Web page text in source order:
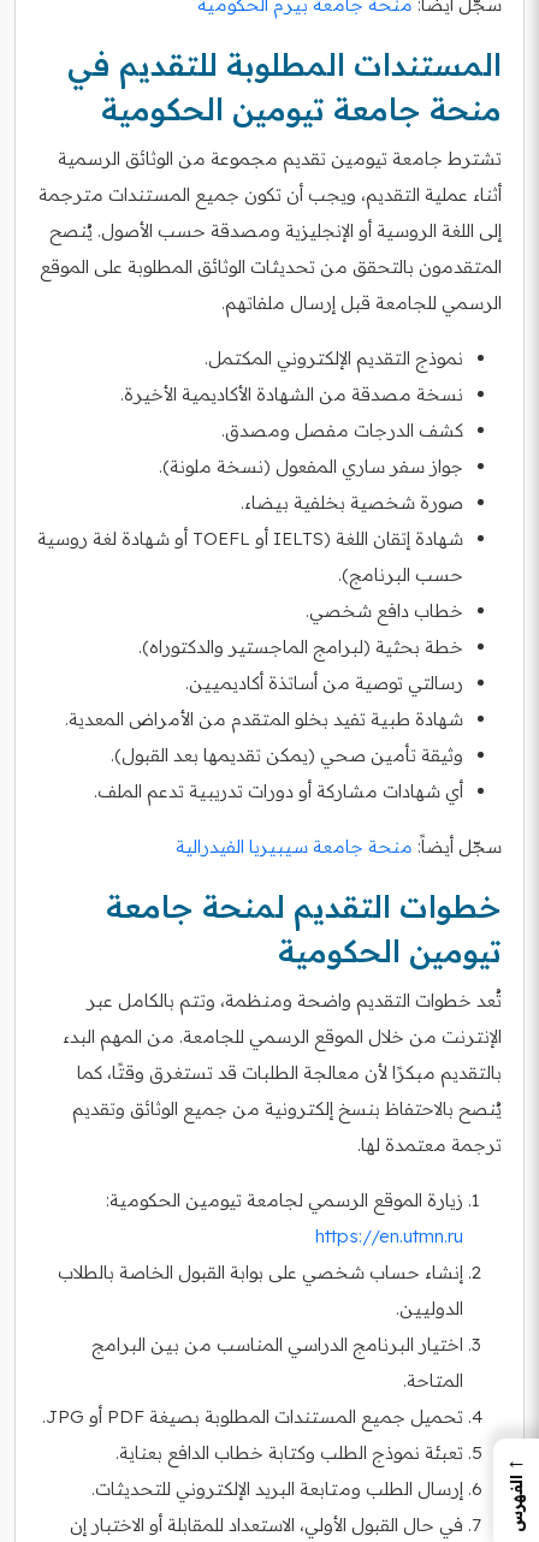
المستندات المطلوبة للتقديم في
منحة جامعة تيومين الحكومية
تشترط جامعة تيومين تقديم مجموعة من الوثائق الرسمية
أثناء عملية التقديم، ويجب أن تكون جميع المستندات مترجمة
إلى اللغة الروسية أو الإنجليزية ومصدقة حسب الأصول. يُنصح
المتقدمون بالتحقق من تحديثات الوثائق المطلوبة على الموقع
الرسمي للجامعة قبل إرسال ملفاتهم.
نموذج التقديم الإلكتروني المكتمل.
نسخة مصدقة من الشهادة الأكاديمية الأخيرة.
كشف الدرجات مفصل ومصدق.
جواز سفر ساري المفعول (نسخة ملونة).
صورة شخصية بخلفية بيضاء.
شهادة إتقان اللغة (IELTS أو TOEFL أو شهادة لغة روسية
حسب البرنامج).
خطاب دافع شخصي.
خطة بحثية (لبرامج الماجستير والدكتوراه).
رسالتي توصية من أساتذة أكاديميين.
شهادة طبية تفيد بخلو المتقدم من الأمراض المعدية.
وثيقة تأمين صحي (يمكن تقديمها بعد القبول).
أي شهادات مشاركة أو دورات تدريبية تدعم الملف.
سجّل أيضاً: منحة جامعة سيبيريا الفيدرالية
خطوات التقديم لمنحة جامعة
تيومين الحكومية
تُعد خطوات التقديم واضحة ومنظمة، وتتم بالكامل عبر
الإنترنت من خلال الموقع الرسمي للجامعة. من المهم البدء
بالتقديم مبكرًا لأن معالجة الطلبات قد تستغرق وقتًا، كما
يُنصح بالاحتفاظ بنسخ إلكترونية من جميع الوثائق وتقديم
ترجمة معتمدة لها.
زيارة الموقع الرسمي لجامعة تيومين الحكومية:
https://en.utmn.ru
إنشاء حساب شخصي على بوابة القبول الخاصة بالطلاب
الدوليين.
اختيار البرنامج الدراسي المناسب من بين البرامج
المتاحة.
تحميل جميع المستندات المطلوبة بصيغة PDF أو JPG.
تعبئة نموذج الطلب وكتابة خطاب الدافع بعناية.
إرسال الطلب ومتابعة البريد الإلكتروني للتحديثات.
في حال القبول الأولي، الاستعداد للمقابلة أو الاختبار إن
←
الفهرس